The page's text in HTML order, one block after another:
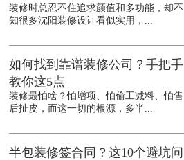
装修时总忍不住追求颜值和多功能，却不
知很多沈阳装修设计看似实用，...
如何找到靠谱装修公司？手把手
教你这5点
装修最怕啥？怕增项、怕偷工减料、怕售
后扯皮，而这一切的根源，多半...
半包装修签合同？这10个避坑问